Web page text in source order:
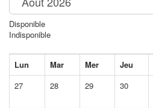
Disponible
Indisponible
Lun Mar Mer Jeu
27
28 29 30